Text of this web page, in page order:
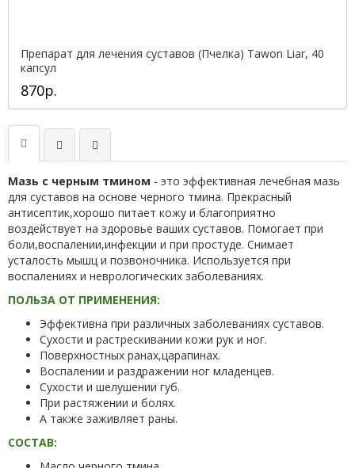
Препарат для лечения суставов (Пчелка) Tawon Liar, 40
капсул
870р.
Мазь с черным тмином - это эффективная лечебная мазь
для суставов на основе черного тмина. Прекрасный
антисептик,хорошо питает кожу и благоприятно
воздействует на здоровье ваших суставов. Помогает при
боли,воспалении,инфекции и при простуде. Снимает
усталость мышц и позвоночника. Используется при
воспалениях и неврологических заболеваниях.
ПОЛЬЗА ОТ ПРИМЕНЕНИЯ:
Эффективна при различных заболеваниях суставов.
Сухости и растрескивании кожи рук и ног.
Поверхностных ранах,царапинах.
Воспалении и раздражении ног младенцев.
Сухости и шелушении губ.
При растяжении и болях.
А также заживляет раны.
СОСТАВ: